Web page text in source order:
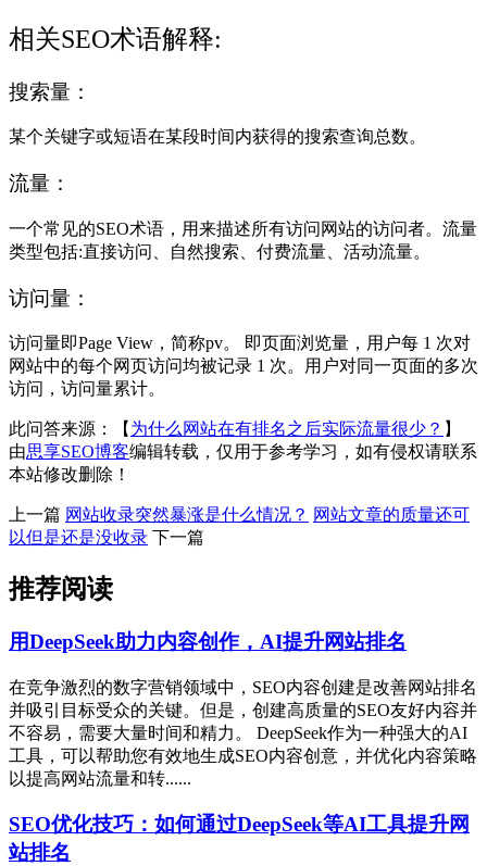
相关SEO术语解释:
搜索量：
某个关键字或短语在某段时间内获得的搜索查询总数。
流量：
一个常见的SEO术语，用来描述所有访问网站的访问者。流量
类型包括:直接访问、自然搜索、付费流量、活动流量。
访问量：
访问量即Page View，简称pv。 即页面浏览量，用户每 1 次对
网站中的每个网页访问均被记录 1 次。用户对同一页面的多次
访问，访问量累计。
此问答来源：【 为什么网站在有排名之后实际流量很少？ 】
由思享SEO博客编辑转载，仅用于参考学习，如有侵权请联系
本站修改删除！
上一篇 网站收录突然暴涨是什么情况？ 网站文章的质量还可
以但是还是没收录 下一篇
推荐阅读
用DeepSeek助力内容创作，AI提升网站排名
在竞争激烈的数字营销领域中，SEO内容创建是改善网站排名
并吸引目标受众的关键。但是，创建高质量的SEO友好内容并
不容易，需要大量时间和精力。 DeepSeek作为一种强大的AI
工具，可以帮助您有效地生成SEO内容创意，并优化内容策略
以提高网站流量和转......
SEO优化技巧：如何通过DeepSeek等AI工具提升网
站排名